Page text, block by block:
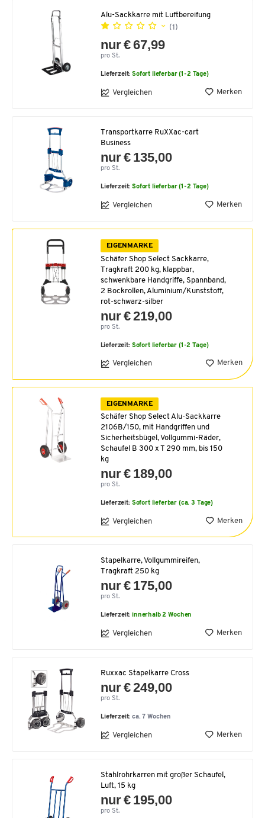
Alu-Sackkarre mit Luftbereifung
(1)
nur € 67,99
pro St.
Lieferzeit:Sofort lieferbar (1-2 Tage)
Vergleichen Merken
Transportkarre RuXXac-cart
Business
nur € 135,00
pro St.
Lieferzeit:Sofort lieferbar (1-2 Tage)
Vergleichen Merken
EIGENMARKE
Schäfer Shop Select Sackkarre,
Tragkraft 200 kg, klappbar,
schwenkbare Handgriffe, Spannband,
2 Bockrollen, Aluminium/Kunststoff,
rot-schwarz-silber
nur € 219,00
pro St.
Lieferzeit: Sofort lieferbar (1-2 Tage)
Vergleichen Merken
EIGENMARKE
Schäfer Shop Select Alu-Sackkarre
2106B/150, mit Handgriffen und
Sicherheitsbügel, Vollgummi-Räder,
Schaufel B 300 x T 290 mm, bis 150
kg
nur € 189,00
pro St.
Lieferzeit: Sofort lieferbar (ca. 3 Tage)
Vergleichen Merken
Stapelkarre, Vollgummireifen,
Tragkraft 250 kg
nur € 175,00
pro St.
Lieferzeit:innerhalb 2 Wochen
Vergleichen Merken
Ruxxac Stapelkarre Cross
nur € 249,00
pro St.
Lieferzeit:ca. 7 Wochen
Vergleichen Merken
Stahlrohrkarren mit großer Schaufel,
Luft, 15 kg
nur € 195,00
pro St.